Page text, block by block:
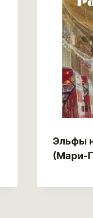
Эльфы
(Мари-